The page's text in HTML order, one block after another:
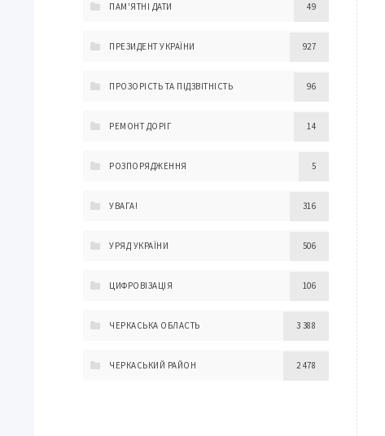
ПАМ'ЯТНІ ДАТИ 49
ПРЕЗИДЕНТ УКРАЇНИ 927
ПРОЗОРІСТЬ ТА ПІДЗВІТНІСТЬ 96
РЕМОНТ ДОРІГ 14
РОЗПОРЯДЖЕННЯ 5
УВАГА! 316
УРЯД УКРАЇНИ 506
ЦИФРОВІЗАЦІЯ 106
ЧЕРКАСЬКА ОБЛАСТЬ 3 388
ЧЕРКАСЬКИЙ РАЙОН 2 478